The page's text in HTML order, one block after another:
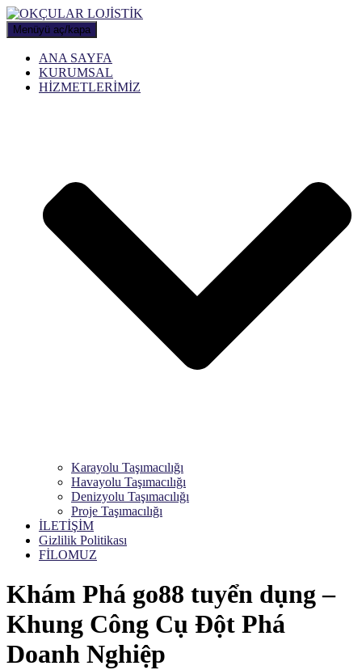
Menüyü aç/kapa
ANA SAYFA
KURUMSAL
HİZMETLERİMİZ
Karayolu Taşımacılığı
Havayolu Taşımacılığı
Denizyolu Taşımacılığı
Proje Taşımacılığı
İLETİŞİM
Gizlilik Politikası
FİLOMUZ
Khám Phá go88 tuyển dụng –
Khung Công Cụ Đột Phá
Doanh Nghiệp